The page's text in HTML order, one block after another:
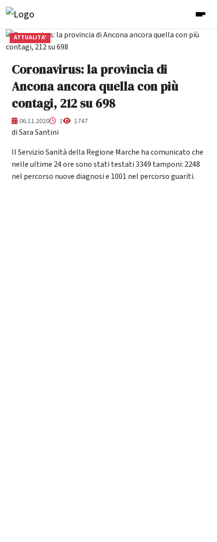
ATTUALITA'
Coronavirus: la provincia di
Ancona ancora quella con più
contagi, 212 su 698
06.11.2020 1 1747
di Sara Santini
Il Servizio Sanità della Regione Marche ha comunicato che
nelle ultime 24 ore sono stati testati 3349 tamponi: 2248
nel percorso nuove diagnosi e 1001 nel percorso guariti.